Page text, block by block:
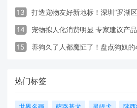
13 打造宠物友好新地标！深圳“罗湖
14 宠物拟人化消费明显 专家建议产
15 养狗久了人都魔怔了！盘点狗奴
热门标签